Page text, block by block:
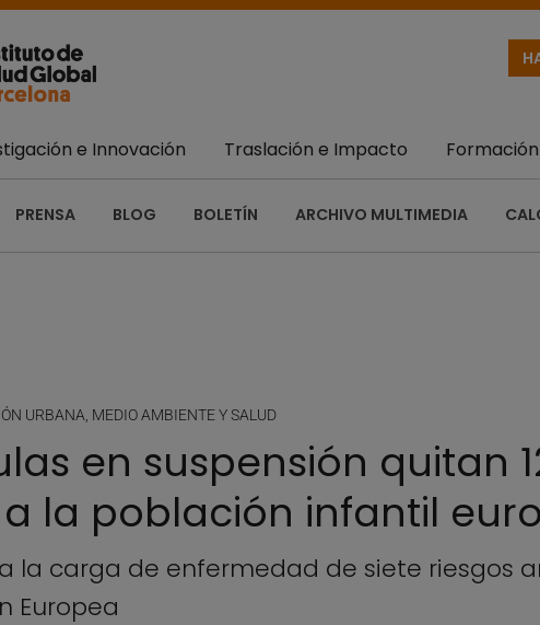
e Innovación Traslación e Impacto Formación
PRENSA BLOG BOLETÍN ARCHIVO MULTIMEDIA
URBANA, MEDIO AMBIENTE Y SALUD
en suspensión quitan
la población infantil
la carga de enfermedad de siete riesgos
Europea